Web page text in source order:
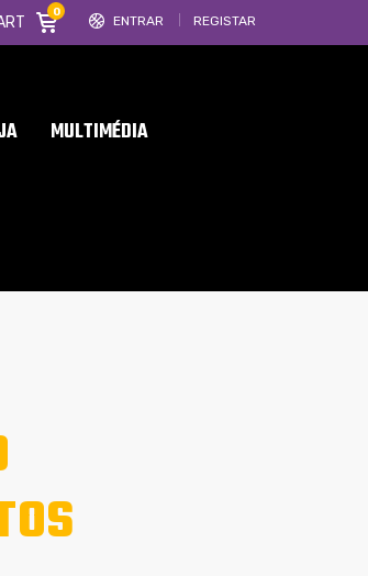
ENTRAR REGISTAR
0
MULTIMÉDIA